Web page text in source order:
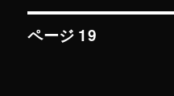
ー
投
ページ 19